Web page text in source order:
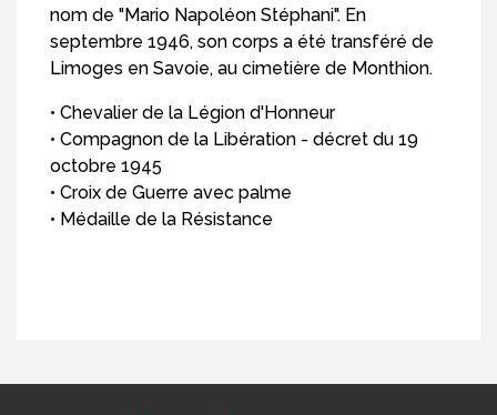
nom de "Mario Napoléon Stéphani". En
septembre 1946, son corps a été transféré de
Limoges en Savoie, au cimetière de Monthion.
• Chevalier de la Légion d'Honneur
• Compagnon de la Libération - décret du 19
octobre 1945
• Croix de Guerre avec palme
• Médaille de la Résistance